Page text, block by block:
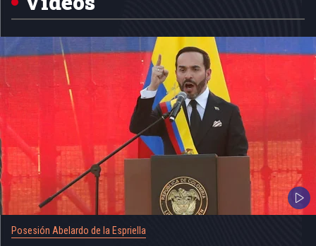
Posesión Abelardo de la Espriella